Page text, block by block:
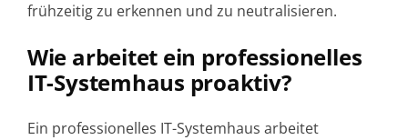
frühzeitig zu erkennen und zu neutralisieren.
Wie arbeitet ein professionelles
IT-Systemhaus proaktiv?
Ein professionelles IT-Systemhaus arbeitet